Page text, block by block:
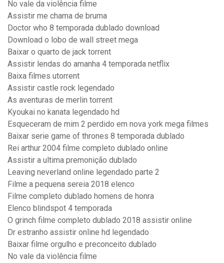
No vale da violência filme
Assistir me chama de bruma
Doctor who 8 temporada dublado download
Download o lobo de wall street mega
Baixar o quarto de jack torrent
Assistir lendas do amanha 4 temporada netflix
Baixa filmes utorrent
Assistir castle rock legendado
As aventuras de merlin torrent
Kyoukai no kanata legendado hd
Esqueceram de mim 2 perdido em nova york mega filmes
Baixar serie game of thrones 8 temporada dublado
Rei arthur 2004 filme completo dublado online
Assistir a ultima premonição dublado
Leaving neverland online legendado parte 2
Filme a pequena sereia 2018 elenco
Filme completo dublado homens de honra
Elenco blindspot 4 temporada
O grinch filme completo dublado 2018 assistir online
Dr estranho assistir online hd legendado
Baixar filme orgulho e preconceito dublado
No vale da violência filme